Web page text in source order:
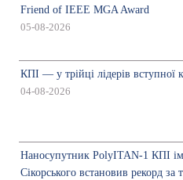
Friend of IEEE MGA Award
05-08-2026
КПІ — у трійці лідерів вступної
04-08-2026
Наносупутник PolyITAN-1 КПІ
Сікорського встановив рекорд за